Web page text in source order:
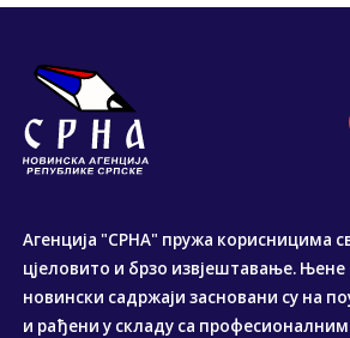
Агенција "СРНА" пружа корисницима
цјеловито и брзо извјештавање. Њене
новински садржаји засновани су на
и рађени у складу са